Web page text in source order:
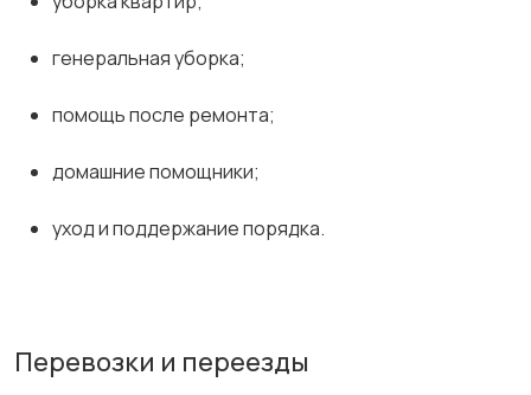
генеральная уборка;
помощь после ремонта;
домашние помощники;
уход и поддержание порядка.
Перевозки и переезды